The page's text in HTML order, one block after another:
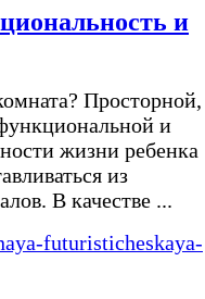
и
Просторной,
и
жизни ребенка
из
В качестве ...